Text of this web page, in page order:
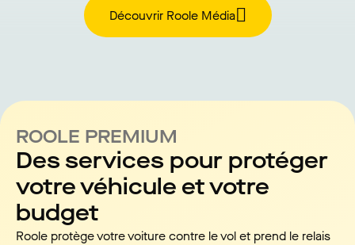
Découvrir Roole Média
ROOLE PREMIUM
Des services pour protéger
votre véhicule et votre
budget
Roole protège votre voiture contre le vol et prend le relais